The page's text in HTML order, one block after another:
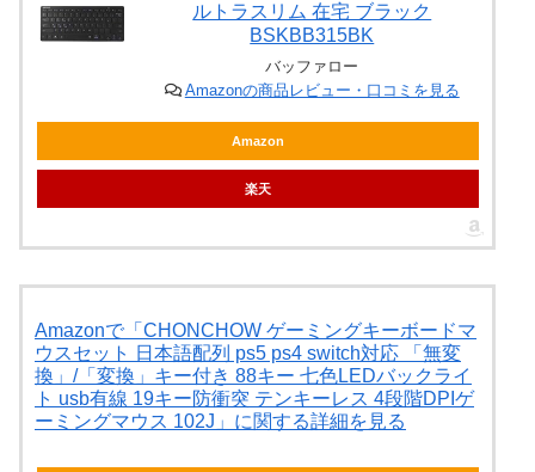
ルトラスリム 在宅 ブラック
BSKBB315BK
バッファロー
Amazonの商品レビュー・口コミを見る
Amazon
楽天
Amazonで「CHONCHOW ゲーミングキーボードマ
ウスセット 日本語配列 ps5 ps4 switch対応 「無変
換」/「変換」キー付き 88キー 七色LEDバックライ
ト usb有線 19キー防衝突 テンキーレス 4段階DPIゲ
ーミングマウス 102J」に関する詳細を見る